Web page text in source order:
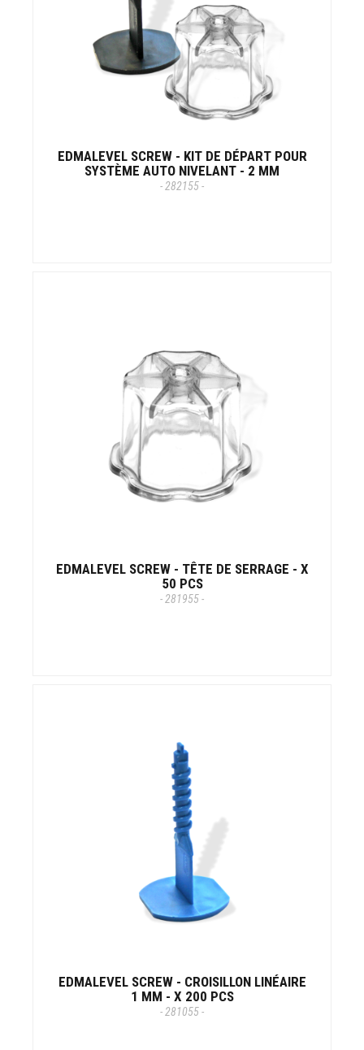
EDMALEVEL SCREW - KIT DE DÉPART POUR
SYSTÈME AUTO NIVELANT - 2 MM
- 282155 -
EDMALEVEL SCREW - TÊTE DE SERRAGE - X
50 PCS
- 281955 -
EDMALEVEL SCREW - CROISILLON LINÉAIRE
1 MM - X 200 PCS
- 281055 -